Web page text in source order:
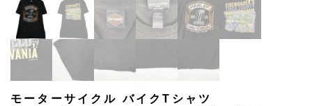
モーターサイクル バイクTシャツ